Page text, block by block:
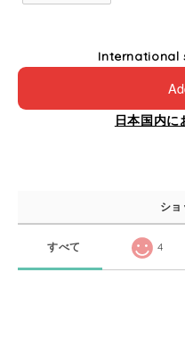
International
日本国内
シ
すべて 4